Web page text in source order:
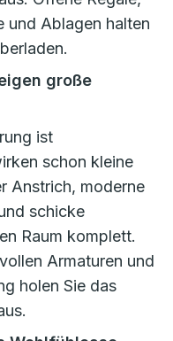
und Ablagen halten
große
ist
schon kleine
Anstrich, moderne
schicke
Raum komplett.
Armaturen und
holen Sie das